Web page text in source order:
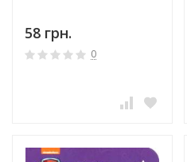
58 грн.
0